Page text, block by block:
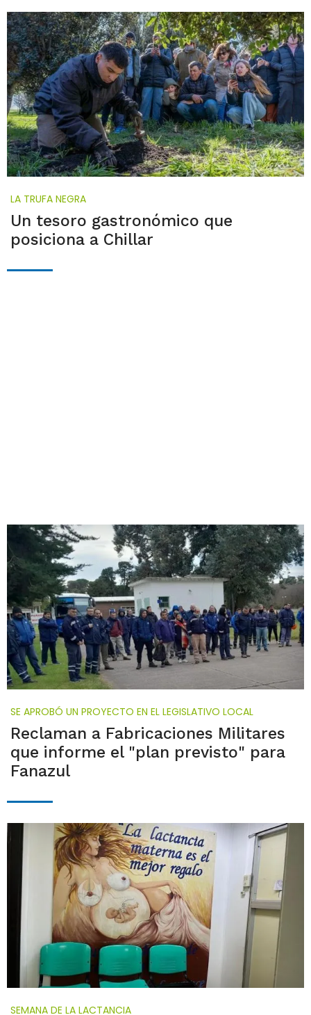
LA TRUFA NEGRA
Un tesoro gastronómico que
posiciona a Chillar
SE APROBÓ UN PROYECTO EN EL LEGISLATIVO LOCAL
Reclaman a Fabricaciones Militares
que informe el "plan previsto" para
Fanazul
SEMANA DE LA LACTANCIA